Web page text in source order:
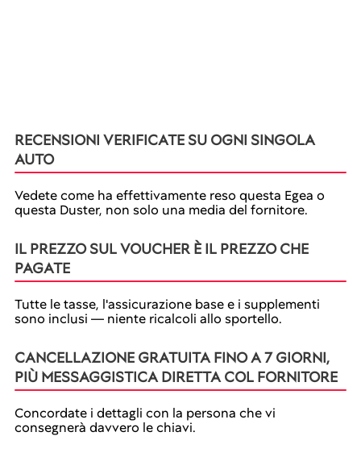
RECENSIONI VERIFICATE SU OGNI SINGOLA
AUTO
Vedete come ha effettivamente reso questa Egea o
questa Duster, non solo una media del fornitore.
IL PREZZO SUL VOUCHER È IL PREZZO CHE
PAGATE
Tutte le tasse, l'assicurazione base e i supplementi
sono inclusi — niente ricalcoli allo sportello.
CANCELLAZIONE GRATUITA FINO A 7 GIORNI,
PIÙ MESSAGGISTICA DIRETTA COL FORNITORE
Concordate i dettagli con la persona che vi
consegnerà davvero le chiavi.